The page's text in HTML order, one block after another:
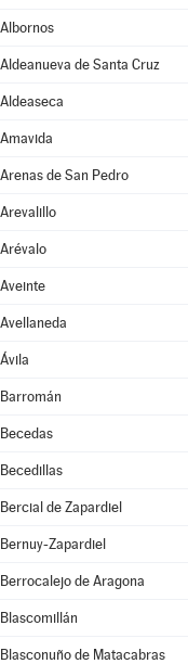
Albornos
Aldeanueva de Santa Cruz
Aldeaseca
Amavida
Arenas de San Pedro
Arevalillo
Arévalo
Aveinte
Avellaneda
Ávila
Barromán
Becedas
Becedillas
Bercial de Zapardiel
Bernuy-Zapardiel
Berrocalejo de Aragona
Blascomillán
Blasconuño de Matacabras